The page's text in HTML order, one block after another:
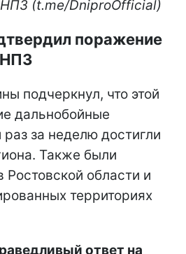
(t.me/DniproOfficial)
поражение
подчеркнул, что этой
дальнобойные
за неделю достигли
Также были
области и
территориях
ответ на